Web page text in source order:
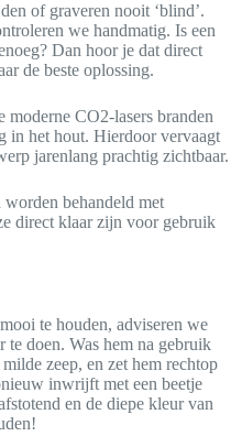
of graveren nooit ‘blind’.
we handmatig. Is een
Dan hoor je dat direct
de beste oplossing.
moderne CO2-lasers branden
in het hout. Hierdoor vervaagt
jarenlang prachtig zichtbaar.
behandeld met
direct klaar zijn voor gebruik
te houden, adviseren we
te doen. Was hem na gebruik
zeep, en zet hem rechtop
inwrijft met een beetje
en de diepe kleur van